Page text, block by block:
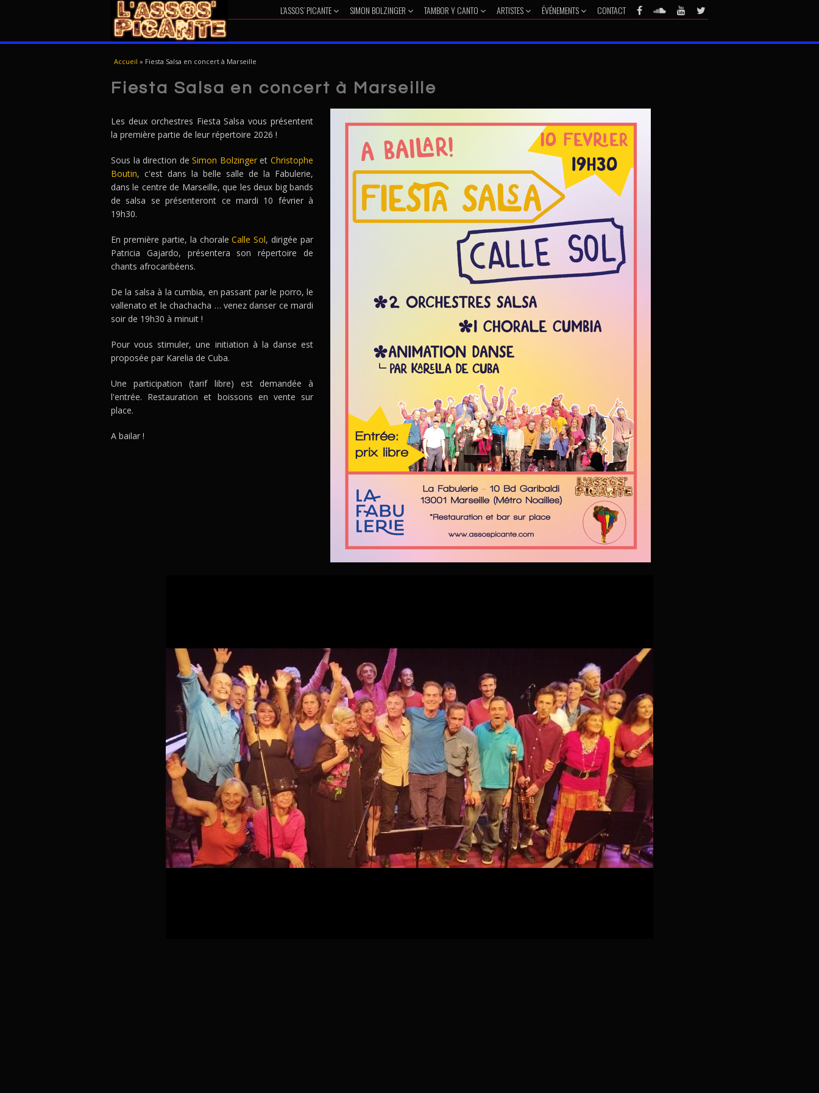
L’ASSOS’ PICANTE SIMON BOLZINGER TAMBOR Y CANTO ARTISTES ÉVÉNEMENTS CONTACT
VOUS ÊTES ICI
Accueil » Fiesta Salsa en concert à Marseille
Fiesta Salsa en concert à Marseille
Les deux orchestres Fiesta Salsa vous présentent
la première partie de leur répertoire 2026 !
Sous la direction deSimon BolzingeretChristophe
Boutin, c'est dans la belle salle de la Fabulerie,
dans le centre de Marseille, que les deux big bands
de salsa se présenteront ce mardi 10 février à
19h30.
En première partie, la choraleCalle Sol, dirigée par
Patricia Gajardo, présentera son répertoire de
chants afrocaribéens.
De la salsa à la cumbia, en passant par le porro, le
vallenato et le chachacha … venez danser ce mardi
soir de 19h30 à minuit !
Pour vous stimuler, une initiation à la danse est
proposée par Karelia de Cuba.
Une participation (tarif libre) est demandée à
l'entrée. Restauration et boissons en vente sur
place.
A bailar !